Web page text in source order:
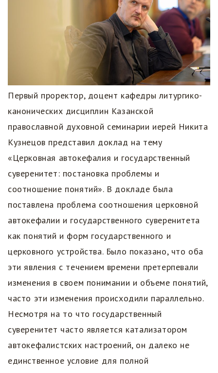
Первый проректор, доцент кафедры литургико-
канонических дисциплин Казанской
православной духовной семинарии иерей Никита
Кузнецов представил доклад на тему
«Церковная автокефалия и государственный
суверенитет: постановка проблемы и
соотношение понятий». В докладе была
поставлена проблема соотношения церковной
автокефалии и государственного суверенитета
как понятий и форм государственного и
церковного устройства. Было показано, что оба
эти явления с течением времени претерпевали
изменения в своем понимании и объеме понятий,
часто эти изменения происходили параллельно.
Несмотря на то что государственный
суверенитет часто является катализатором
автокефалистских настроений, он далеко не
единственное условие для полной